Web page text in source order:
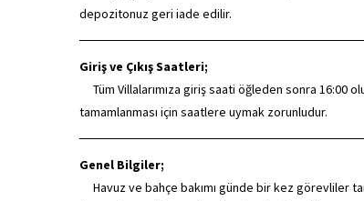
depozitonuz geri iade edilir.
Giriş ve Çıkış Saatleri;
Tüm Villalarımıza giriş saati öğleden sonra 16:00
tamamlanması için saatlere uymak zorunludur.
Genel Bilgiler;
Havuz ve bahçe bakımı günde bir kez görevliler